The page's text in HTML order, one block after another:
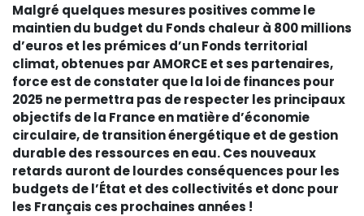
Malgré quelques mesures positives comme le
maintien du budget du Fonds chaleur à 800 millions
d’euros et les prémices d’un Fonds territorial
climat, obtenues par AMORCE et ses partenaires,
force est de constater que la loi de finances pour
2025 ne permettra pas de respecter les principaux
objectifs de la France en matière d’économie
circulaire, de transition énergétique et de gestion
durable des ressources en eau. Ces nouveaux
retards auront de lourdes conséquences pour les
budgets de l’État et des collectivités et donc pour
les Français ces prochaines années !